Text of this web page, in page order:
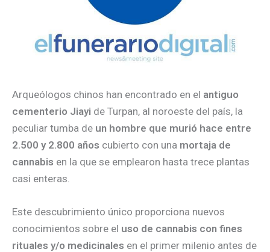
Arqueólogos chinos han encontrado en el antiguo
cementerio Jiayi de Turpan, al noroeste del país, la
peculiar tumba de un hombre que murió hace entre
2.500 y 2.800 años cubierto con una mortaja de
cannabis en la que se emplearon hasta trece plantas
casi enteras.
Este descubrimiento único proporciona nuevos
conocimientos sobre el uso de cannabis con fines
rituales y/o medicinales en el primer milenio antes de